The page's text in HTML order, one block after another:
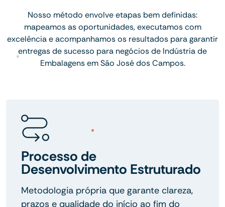
Nosso método envolve etapas bem definidas:
mapeamos as oportunidades, executamos com
excelência e acompanhamos os resultados para garantir
entregas de sucesso para negócios de Indústria de
Embalagens em São José dos Campos.
Processo de
Desenvolvimento Estruturado
Metodologia própria que garante clareza,
prazos e qualidade do início ao fim do